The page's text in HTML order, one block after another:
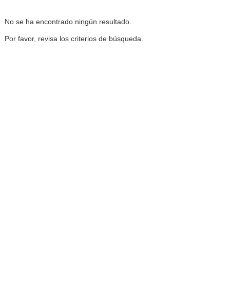
No se ha encontrado ningún resultado.
Por favor, revisa los criterios de búsqueda.